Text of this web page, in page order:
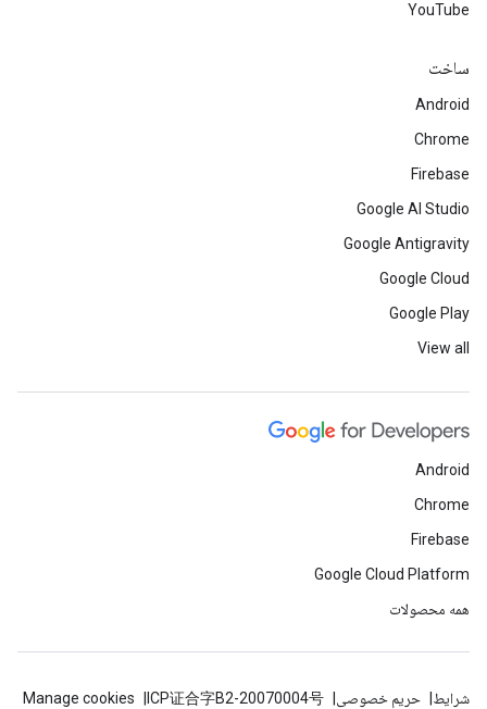
YouTube
ساخت
Android
Chrome
Firebase
Google AI Studio
Google Antigravity
Google Cloud
Google Play
View all
Android
Chrome
Firebase
Google Cloud Platform
همه محصولات
شرایط حریم خصوصی ICP证合字B2-20070004号
Manage cookies